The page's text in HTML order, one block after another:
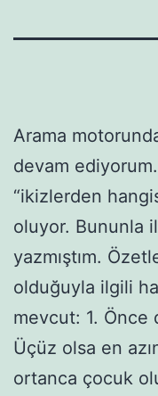
Arama
devam
“ikizlerden
oluyor. Bununla
yazmıştım.
olduğuyla ilgili
mevcut: 1. Önce
Üçüz olsa en
ortanca çocuk